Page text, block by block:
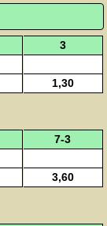
3
1,30
7-3
3,60